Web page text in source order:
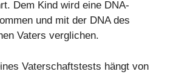
Dem Kind wird eine DNA-
und mit der DNA des
Vaters verglichen.
Vaterschaftstests hängt von